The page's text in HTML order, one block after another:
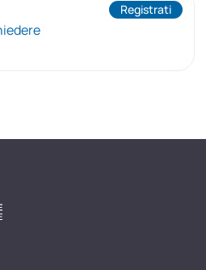
Registrati